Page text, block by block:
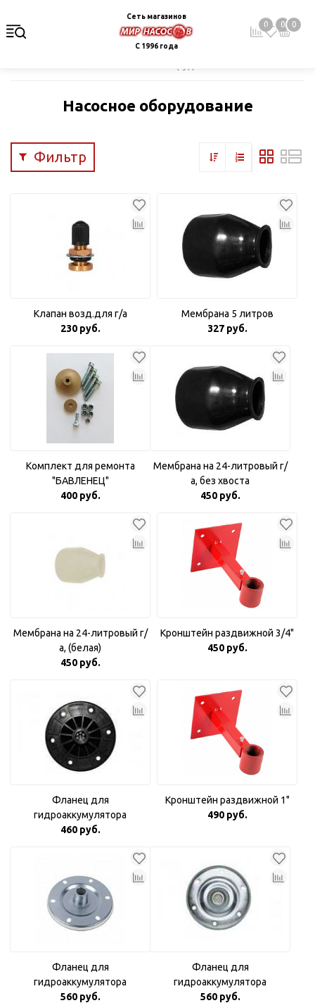
Сеть магазинов
С 1996 года
0 0 0
Насосное оборудование
Фильтр
Клапан возд.для г/а
230 руб.
Мембрана 5 литров
327 руб.
Комплект для ремонта
"БАВЛЕНЕЦ"
400 руб.
Мембрана на 24-литровый г/
а, без хвоста
450 руб.
Мембрана на 24-литровый г/
а, (белая)
450 руб.
Кронштейн раздвижной 3/4"
450 руб.
Фланец для
гидроаккумулятора
пластиковый 1"
460 руб.
Кронштейн раздвижной 1"
490 руб.
Фланец для
гидроаккумулятора
оцинкованный 3/4"
560 руб.
Фланец для
гидроаккумулятора
оцинкованный с пластиковой
560 руб.